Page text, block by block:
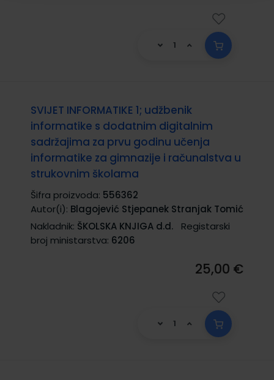
SVIJET INFORMATIKE 1; udžbenik
informatike s dodatnim digitalnim
sadržajima za prvu godinu učenja
informatike za gimnazije i računalstva u
strukovnim školama
Šifra proizvoda: 556362
Autor(i): Blagojević Stjepanek Stranjak Tomić
Nakladnik: ŠKOLSKA KNJIGA d.d.
Registarski
broj ministarstva: 6206
25,00 €